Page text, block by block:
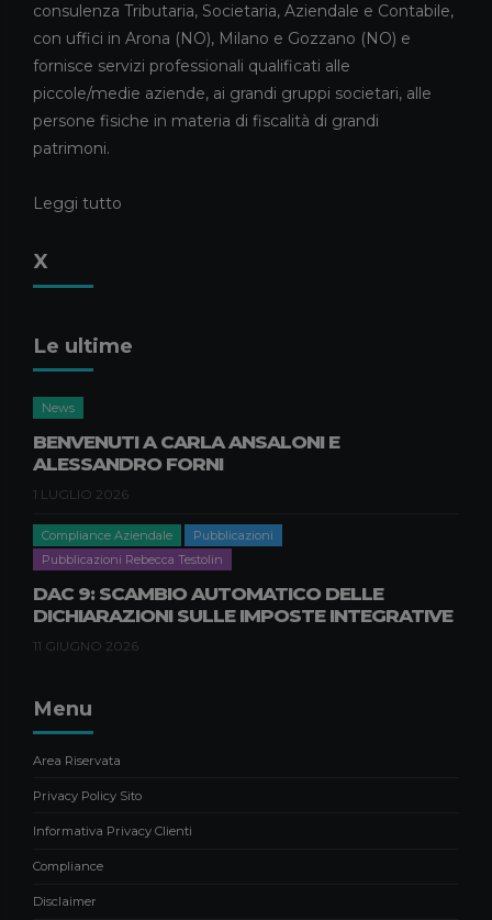
News
ELISA RIVA E GIULIA CAMEROTTO
FANNO IL LORO INGRESSO NELLO
STAFF
21 APRILE 2026
NOVITÀ E IMPATTI PER LE
IMPRESE B2B
News
BENVENUTI A CARLA ANSALONI E
ALESSANDRO FORNI
1 LUGLIO 2026
consulenza Tributaria, Societaria, Aziendale e Contabile,
con uffici in Arona (NO), Milano e Gozzano (NO) e
fornisce servizi professionali qualificati alle
piccole/medie aziende, ai grandi gruppi societari, alle
persone fisiche in materia di fiscalità di grandi
patrimoni.
Leggi tutto
X
Le ultime
News
BENVENUTI A CARLA ANSALONI E
ALESSANDRO FORNI
1 LUGLIO 2026
Compliance Aziendale
Pubblicazioni
Pubblicazioni Rebecca Testolin
DAC 9: SCAMBIO AUTOMATICO DELLE
DICHIARAZIONI SULLE IMPOSTE INTEGRATIVE
11 GIUGNO 2026
Menu
Area Riservata
Privacy Policy Sito
Informativa Privacy Clienti
Compliance
Disclaimer